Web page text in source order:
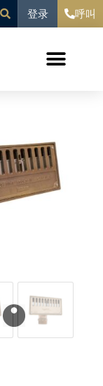
登录 呼叫